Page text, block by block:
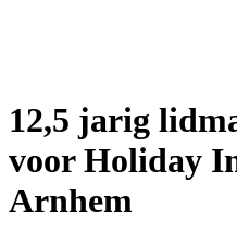
12,5 jarig
voor Holiday
Arnhem